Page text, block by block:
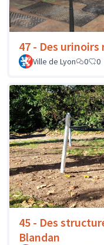
47 - Des urinoirs
Ville de Lyon
0 0
45 - Des
Blandan